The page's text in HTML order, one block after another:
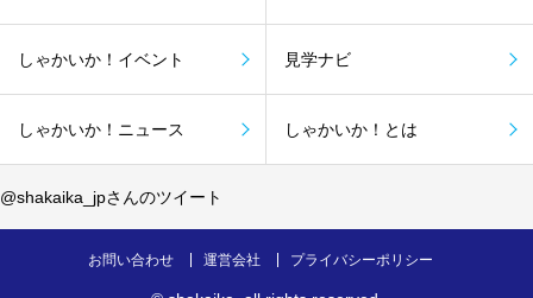
しゃかいか！イベント 見学ナビ
しゃかいか！ニュース しゃかいか！とは
@shakaika_jpさんのツイート
お問い合わせ 運営会社 プライバシーポリシー